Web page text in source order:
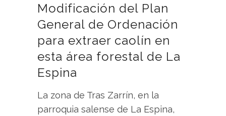
Modificación del Plan
General de Ordenación
para extraer caolín en
esta área forestal de La
Espina
La zona de Tras Zarrín, en la
parroquia salense de La Espina,